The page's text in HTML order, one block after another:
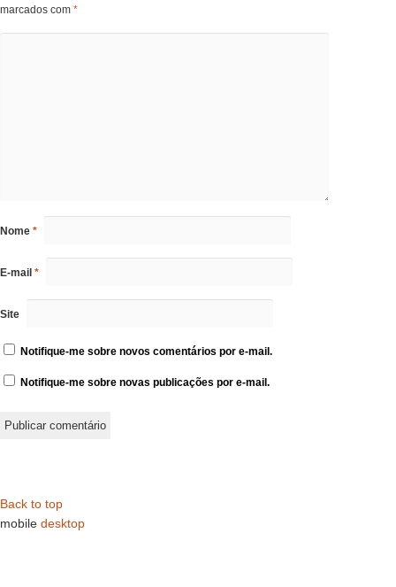
marcados com *
Nome *
E-mail *
Site
Notifique-me sobre novos comentários por e-mail.
Notifique-me sobre novas publicações por e-mail.
Back to top
mobile desktop